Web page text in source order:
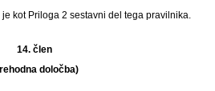
kot Priloga 2 sestavni del tega pravilnika.
14. člen
določba)